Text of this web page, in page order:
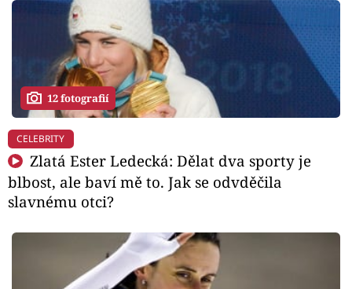
12 fotografií
CELEBRITY
Zlatá Ester Ledecká: Dělat dva sporty je
blbost, ale baví mě to. Jak se odvděčila
slavnému otci?